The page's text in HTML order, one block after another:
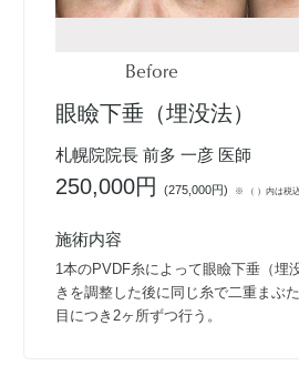
Before
眼瞼下垂（埋没法）
札幌院院長 前多 一彦 医師
250,000円(275,000円) ※ （ ）内は税
施術内容
1本のPVDF糸によって眼瞼下垂（埋
きを調整した後に同じ糸で二重まぶ
目につき2ヶ所ずつ行う。